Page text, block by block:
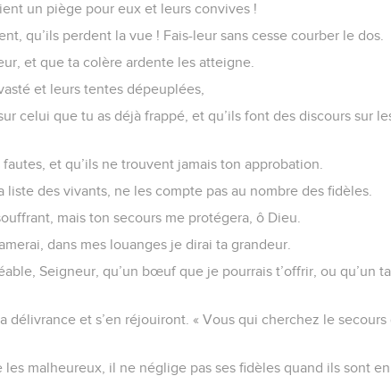
un piège pour eux et leurs convives !
qu’ils perdent la vue ! Fais-leur sans cesse courber le dos.
et que ta colère ardente les atteigne.
et leurs tentes dépeuplées,
celui que tu as déjà frappé, et qu’ils font des discours sur
et qu’ils ne trouvent jamais ton approbation.
liste des vivants, ne les compte pas au nombre des fidèles.
mais ton secours me protégera, ô Dieu.
dans mes louanges je dirai ta grandeur.
Seigneur, qu’un bœuf que je pourrais t’offrir, ou qu’un
délivrance et s’en réjouiront. « Vous qui cherchez le
malheureux, il ne néglige pas ses fidèles quand ils sont en